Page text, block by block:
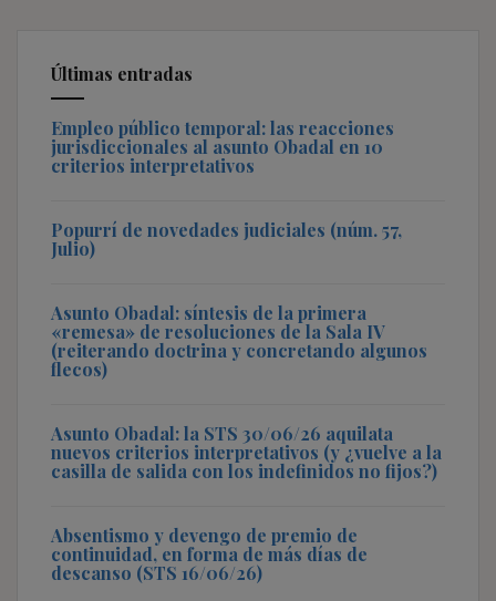
Últimas entradas
Empleo público temporal: las reacciones
jurisdiccionales al asunto Obadal en 10
criterios interpretativos
Popurrí de novedades judiciales (núm. 57,
Julio)
Asunto Obadal: síntesis de la primera
«remesa» de resoluciones de la Sala IV
(reiterando doctrina y concretando algunos
flecos)
Asunto Obadal: la STS 30/06/26 aquilata
nuevos criterios interpretativos (y ¿vuelve a la
casilla de salida con los indefinidos no fijos?)
Absentismo y devengo de premio de
continuidad, en forma de más días de
descanso (STS 16/06/26)